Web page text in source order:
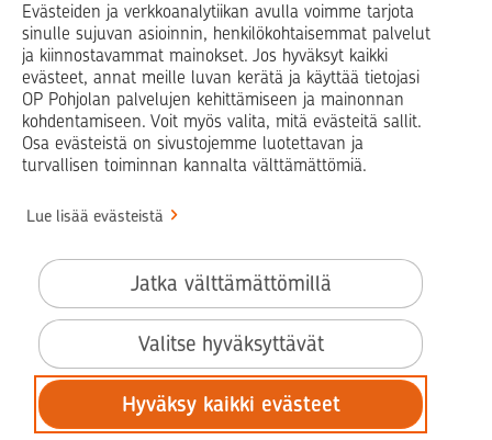
Evästeiden ja verkkoanalytiikan avulla voimme tarjota
sinulle sujuvan asioinnin, henkilökohtaisemmat palvelut
ja kiinnostavammat mainokset. Jos hyväksyt kaikki
evästeet, annat meille luvan kerätä ja käyttää tietojasi
OP Pohjolan palvelujen kehittämiseen ja mainonnan
kohdentamiseen. Voit myös valita, mitä evästeitä sallit.
Osa evästeistä on sivustojemme luotettavan ja
turvallisen toiminnan kannalta välttämättömiä.
Lue lisää evästeistä
Hyväksy kaikki evästeet
Valitse hyväksyttävät
Jatka välttämättömillä
Op.fi OP Koti Pohjola Vahinkoapu
Facebook
X LinkedInInstagram
Käyttöehdot
Saavutettavuusseloste
Evästeiden käyttö
Tilaa uutiskirje
Tietosuoja